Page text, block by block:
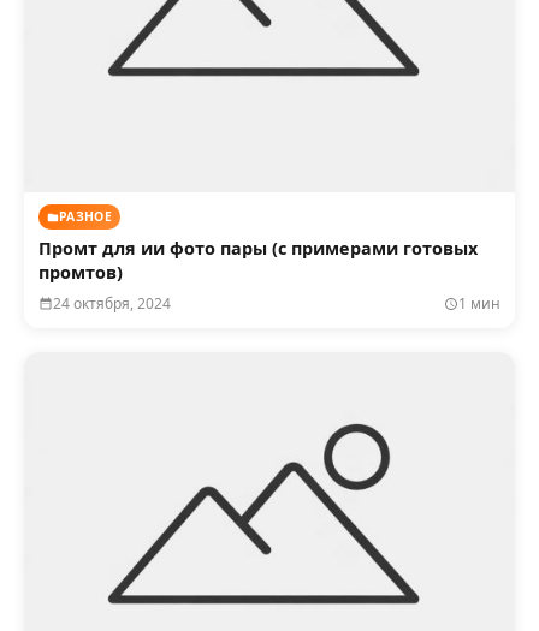
РАЗНОЕ
Промт для ии фото пары (с примерами готовых
промтов)
24 октября, 2024 1 мин